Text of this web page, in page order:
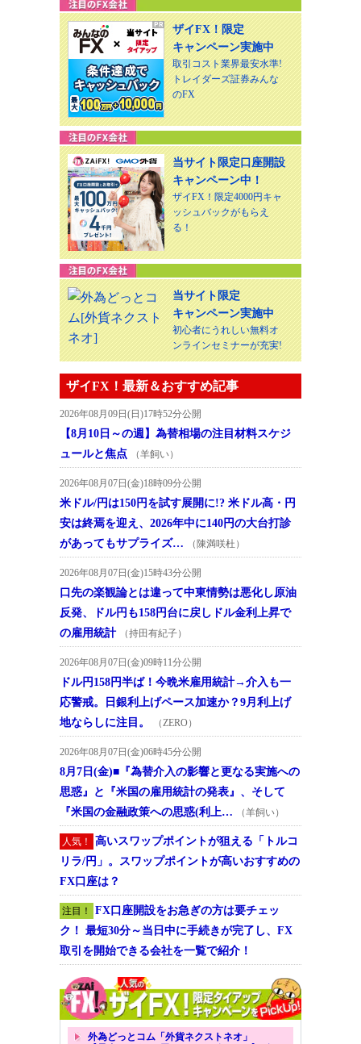
ザイFX！限定
キャンペーン実施中
取引コスト業界最安水準!
トレイダーズ証券みんな
のFX
当サイト限定口座開設
キャンペーン中！
ザイFX！限定4000円キャ
ッシュバックがもらえ
る！
当サイト限定
キャンペーン実施中
初心者にうれしい無料オ
ンラインセミナーが充実!
ザイFX！最新＆おすすめ記事
2026年08月09日(日)17時52分公開
【8月10日～の週】為替相場の注目材料スケジ
ュールと焦点
（羊飼い）
2026年08月07日(金)18時09分公開
米ドル/円は150円を試す展開に!? 米ドル高・円
安は終焉を迎え、2026年中に140円の大台打診
があってもサプライズ…
（陳満咲杜）
2026年08月07日(金)15時43分公開
口先の楽観論とは違って中東情勢は悪化し原油
反発、ドル円も158円台に戻しドル金利上昇で
の雇用統計
（持田有紀子）
2026年08月07日(金)09時11分公開
ドル円158円半ば！今晩米雇用統計→介入も一
応警戒。日銀利上げペース加速か？9月利上げ
地ならしに注目。
（ZERO）
2026年08月07日(金)06時45分公開
8月7日(金)■『為替介入の影響と更なる実施への
思惑』と『米国の雇用統計の発表』、そして
『米国の金融政策への思惑(利上…
（羊飼い）
人気！
高いスワップポイントが狙える「トルコ
リラ/円」。スワップポイントが高いおすすめの
FX口座は？
注目！
FX口座開設をお急ぎの方は要チェッ
ク！ 最短30分～当日中に手続きが完了し、FX
取引を開始できる会社を一覧で紹介！
外為どっとコム「外貨ネクストネオ」